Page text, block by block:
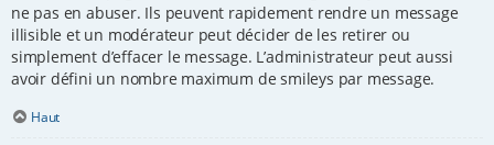
ne pas en abuser. Ils peuvent rapidement rendre un message
illisible et un modérateur peut décider de les retirer ou
simplement d’effacer le message. L’administrateur peut aussi
avoir défini un nombre maximum de smileys par message.
Haut